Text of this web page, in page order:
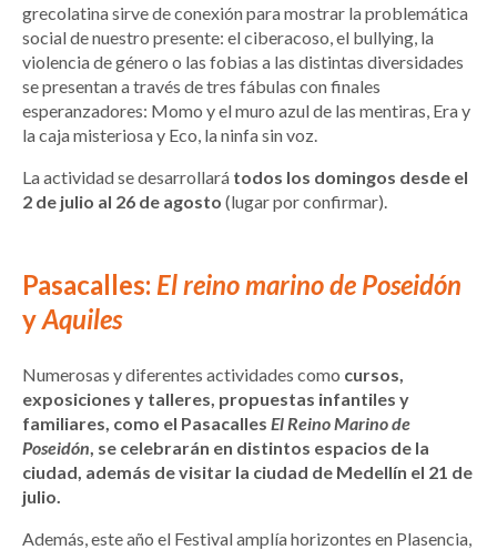
grecolatina sirve de conexión para mostrar la problemática
social de nuestro presente: el ciberacoso, el bullying, la
violencia de género o las fobias a las distintas diversidades
se presentan a través de tres fábulas con finales
esperanzadores: Momo y el muro azul de las mentiras, Era y
la caja misteriosa y Eco, la ninfa sin voz.
La actividad se desarrollará todos los domingos desde el
2 de julio al 26 de agosto (lugar por confirmar).
Pasacalles: El reino marino de Poseidón
yAquiles
Numerosas y diferentes actividades como cursos,
exposiciones y talleres, propuestas infantiles y
familiares, como el Pasacalles El Reino Marino de
Poseidón , se celebrarán en distintos espacios de la
ciudad, además de visitar la ciudad de Medellín el 21 de
julio.
Además, este año el Festival amplía horizontes en Plasencia,